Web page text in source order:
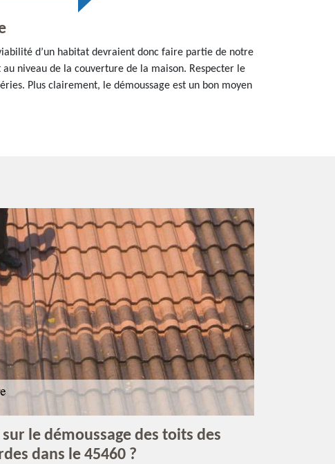
d’un habitat devraient donc faire partie de notre
niveau de la couverture de la maison. Respecter le
Plus clairement, le démoussage est un bon moyen
le démoussage des toits des
dans le 45460 ?